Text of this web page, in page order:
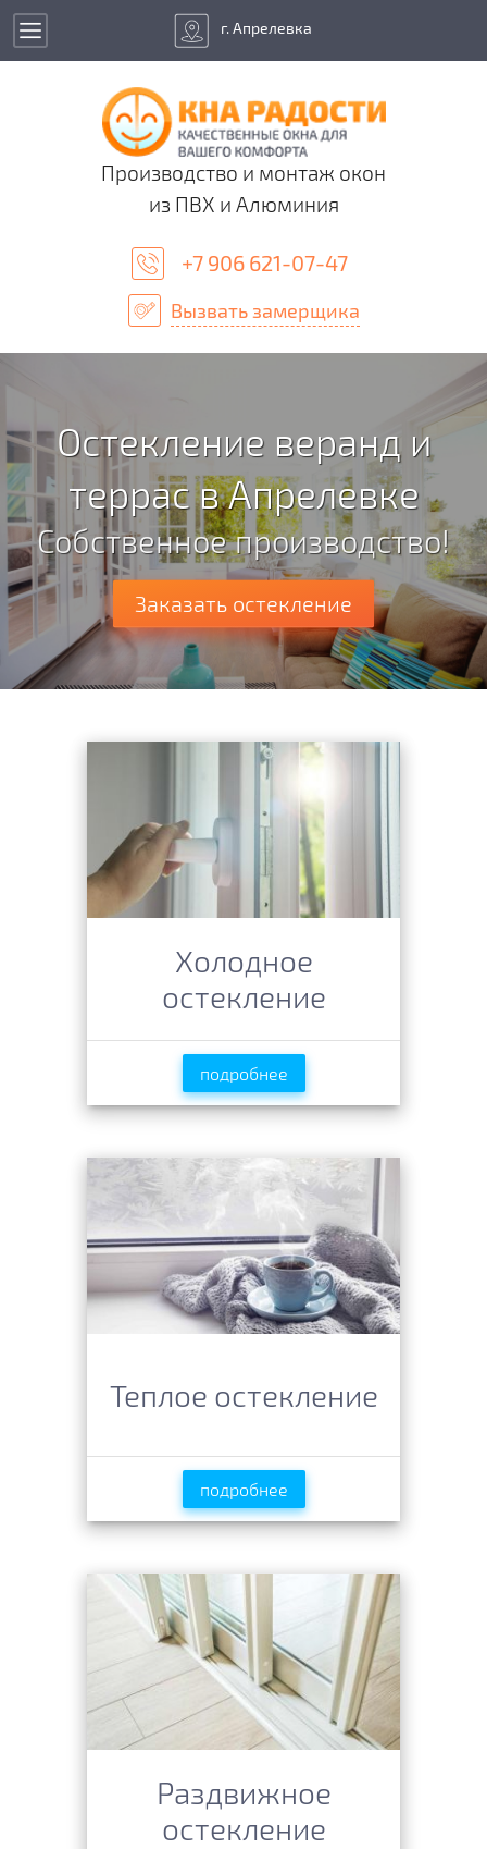
г. Апрелевка
Производство и монтаж окон
из ПВХ и Алюминия
+7 906 621-07-47
Вызвать замерщика
Остекление веранд и
террас в Апрелевке
Собственное производство!
Заказать остекление
Холодное
остекление
подробнее
Теплое остекление
подробнее
Раздвижное
остекление